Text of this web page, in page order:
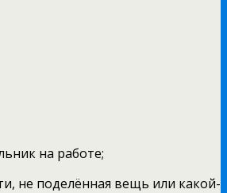
на работе;
не поделённая вещь или какой-